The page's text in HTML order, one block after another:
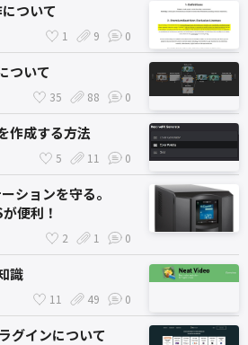
ついて
1 9 0
ついて
35 88 0
作成する方法
5 11 0
ションを守る。
便利！
2 1 0
識
11 49 0
グインについて